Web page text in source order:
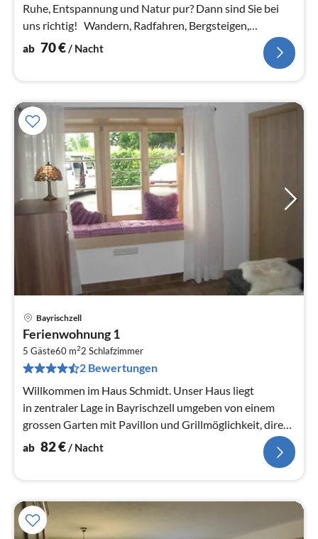
Ruhe, Entspannung und Natur pur? Dann sind Sie bei
uns richtig! Wandern, Radfahren, Bergsteigen,
Skifahren...
ab 70€/ Nacht
Bayrischzell
Ferienwohnung 1
5 Gäste60 m22 Schlafzimmer
2 Bewertungen
Willkommen im Haus Schmidt. Unser Haus liegt
in zentraler Lage in Bayrischzell umgeben von einem
grossen Garten mit Pavillon und Grillmöglichkeit, direkt
am Wendelsteinbach.
ab 82€/ Nacht